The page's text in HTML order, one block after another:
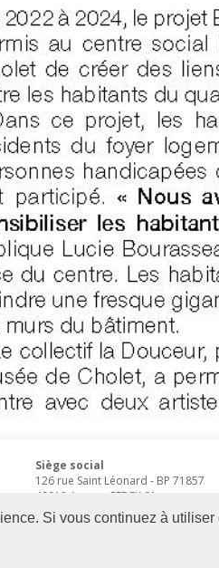
Si vous continuez à
Siège social
126 rue Saint Léonard - BP 71857
49018 Angers
CEDEX 01
02 41 68 98 50
www.adapei49.asso.fr